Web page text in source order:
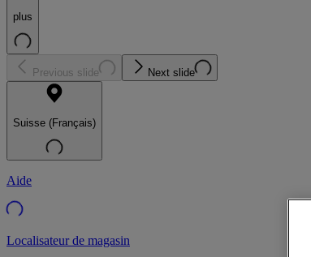
plus
Previous slide Next slide
Suisse (Français)
Aide
Localisateur de magasin